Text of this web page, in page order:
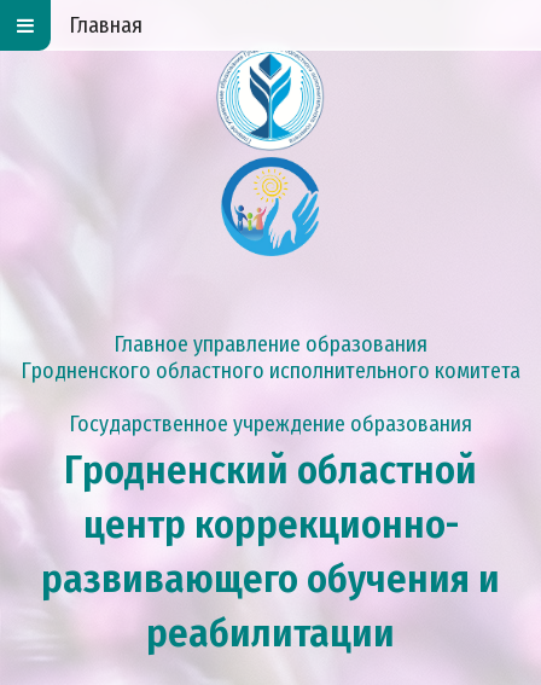
Главное управление образования
Гродненского областного исполнительного комитета
Государственное учреждение образования
Гродненский областной
центр коррекционно-
развивающего обучения и
реабилитации
Главная